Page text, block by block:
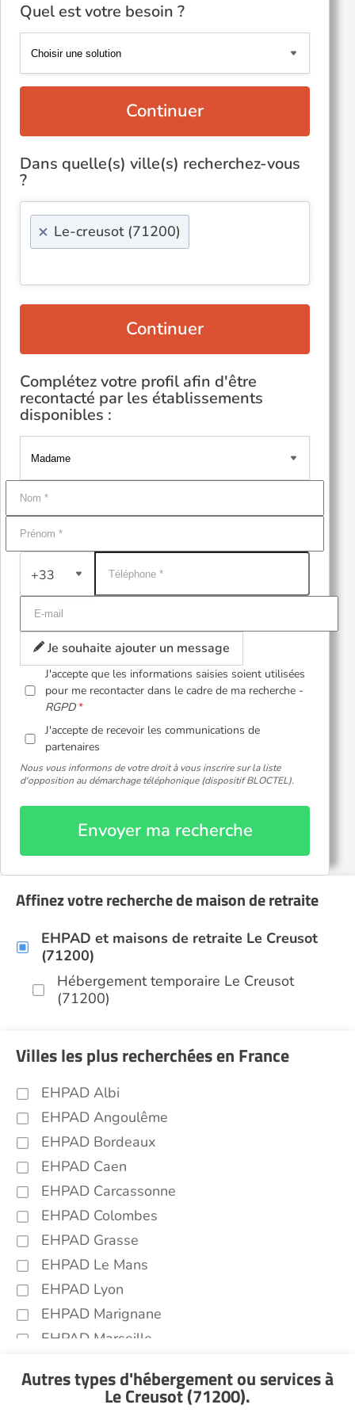
Quel est votre besoin ?
Continuer
Dans quelle(s) ville(s) recherchez-vous
?
× Le-creusot (71200)
Continuer
Complétez votre profil afin d'être
recontacté par les établissements
disponibles :
+33
Je souhaite ajouter un message
J'accepte que les informations saisies soient utilisées
pour me recontacter dans le cadre de ma recherche -
RGPD
J'accepte de recevoir les communications de
partenaires
Nous vous informons de votre droit à vous inscrire sur la liste
d'opposition au démarchage téléphonique (dispositif BLOCTEL).
Envoyer ma recherche
Affinez votre recherche de maison de retraite
EHPAD et maisons de retraite Le Creusot
(71200)
Hébergement temporaire Le Creusot
(71200)
Villes les plus recherchées en France
EHPAD Albi
EHPAD Angoulême
EHPAD Bordeaux
EHPAD Caen
EHPAD Carcassonne
EHPAD Colombes
EHPAD Grasse
EHPAD Le Mans
EHPAD Lyon
EHPAD Marignane
EHPAD Marseille
EHPAD Nantes
Autres types d'hébergement ou servicesà
Le Creusot (71200).